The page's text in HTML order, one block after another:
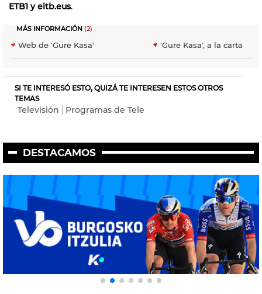
ETB1 y eitb.eus.
MÁS INFORMACIÓN (2)
Web de 'Gure Kasa' 'Gure Kasa', a la carta
SI TE INTERESÓ ESTO, QUIZÁ TE INTERESEN ESTOS OTROS
TEMAS
Televisión Programas de Tele
DESTACAMOS